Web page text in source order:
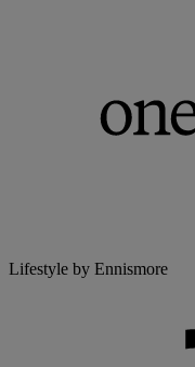
Lifestyle by Ennismore